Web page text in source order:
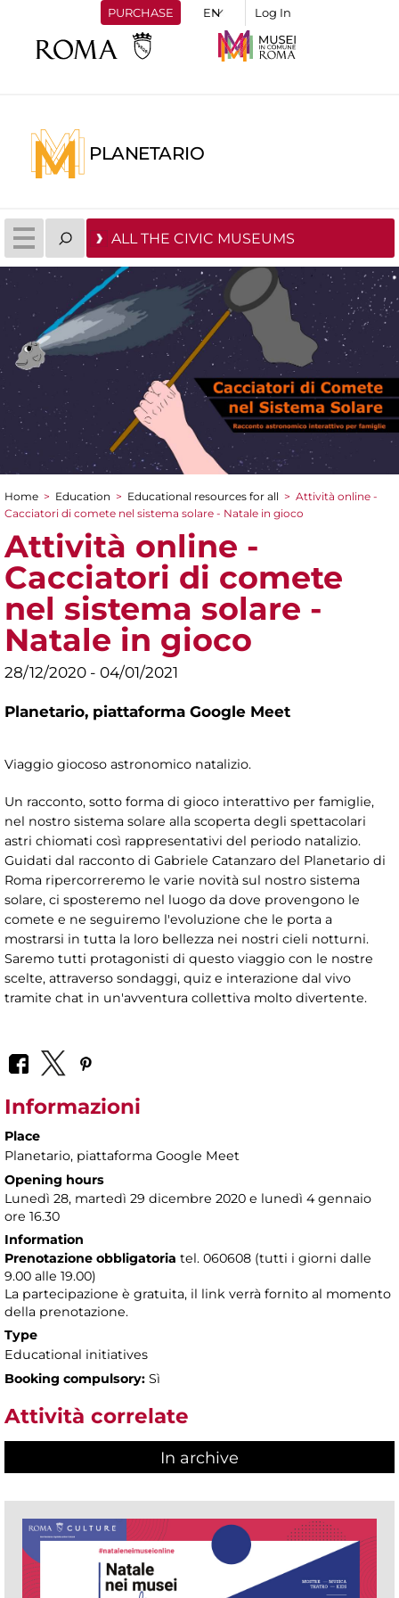
PURCHASE Log In
PLANETARIO
ALL THE CIVIC MUSEUMS
You are here
Home > Education > Educational resources for all > Attività online -
Cacciatori di comete nel sistema solare - Natale in gioco
Attività online -
Cacciatori di comete
nel sistema solare -
Natale in gioco
28/12/2020 - 04/01/2021
Planetario, piattaforma Google Meet
Viaggio giocoso astronomico natalizio.
Un racconto, sotto forma di gioco interattivo per famiglie,
nel nostro sistema solare alla scoperta degli spettacolari
astri chiomati così rappresentativi del periodo natalizio.
Guidati dal racconto di Gabriele Catanzaro del Planetario di
Roma ripercorreremo le varie novità sul nostro sistema
solare, ci sposteremo nel luogo da dove provengono le
comete e ne seguiremo l'evoluzione che le porta a
mostrarsi in tutta la loro bellezza nei nostri cieli notturni.
Saremo tutti protagonisti di questo viaggio con le nostre
scelte, attraverso sondaggi, quiz e interazione dal vivo
tramite chat in un'avventura collettiva molto divertente.
Informazioni
Place
Planetario, piattaforma Google Meet
Opening hours
Lunedì 28, martedì 29 dicembre 2020 e lunedì 4 gennaio
ore 16.30
Information
Prenotazione obbligatoria tel. 060608 (tutti i giorni dalle
9.00 alle 19.00)
La partecipazione è gratuita, il link verrà fornito al momento
della prenotazione.
Type
Educational initiatives
Booking compulsory: Sì
Attività correlate
In archive